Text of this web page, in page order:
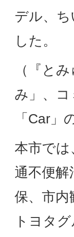
デル、
した。
（『と
み」、
「Car
本市では
通不便解
保、市内
トヨタ